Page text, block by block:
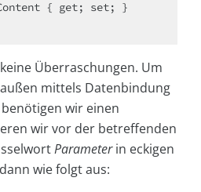
Überraschungen. Um
mittels Datenbindung
wir einen
wir vor der betreffenden
Parameterin eckigen
wie folgt aus: